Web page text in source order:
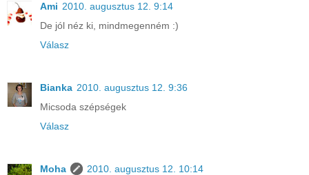
Ami 2010. augusztus 12. 9:14
De jól néz ki, mindmegenném :)
Válasz
Bianka 2010. augusztus 12. 9:36
Micsoda szépségek
Válasz
Moha
2010. augusztus 12. 10:14